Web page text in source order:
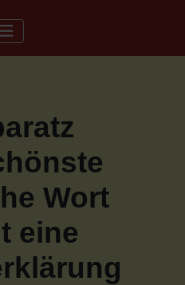
Wort
eine